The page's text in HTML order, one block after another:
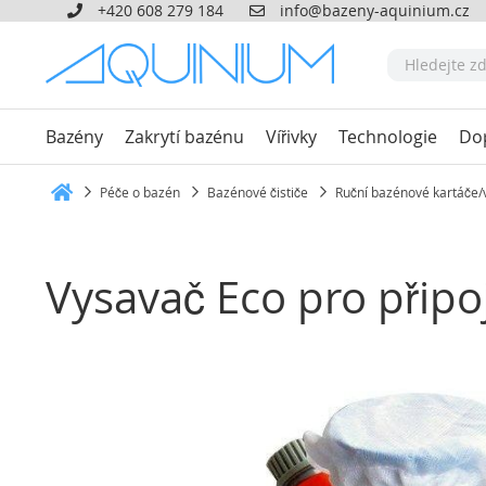
+420 608 279 184 info@bazeny-aquinium.cz
Bazény Zakrytí bazénu Vířivky Technologie
Péče o bazén Bazénové čističe Ruční bazénové kartáče/
Vysavač Eco pro